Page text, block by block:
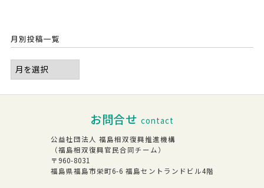
月別投稿一覧
お問合せ contact
公益社団法人 福島相双復興推進機構
（福島相双復興官民合同チーム）
〒960-8031
福島県福島市栄町6-6 福島セントランドビル4階